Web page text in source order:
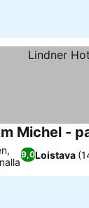
Michel -
9,0Loistava